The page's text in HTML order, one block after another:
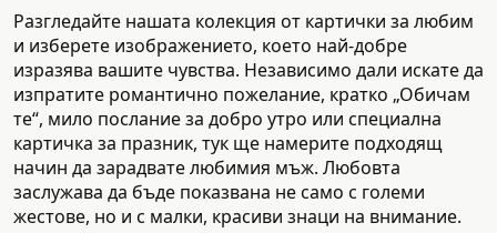
Разгледайте нашата колекция от картички за любим
и изберете изображението, което най-добре
изразява вашите чувства. Независимо дали искате да
изпратите романтично пожелание, кратко „Обичам
те“, мило послание за добро утро или специална
картичка за празник, тук ще намерите подходящ
начин да зарадвате любимия мъж. Любовта
заслужава да бъде показвана не само с големи
жестове, но и с малки, красиви знаци на внимание.